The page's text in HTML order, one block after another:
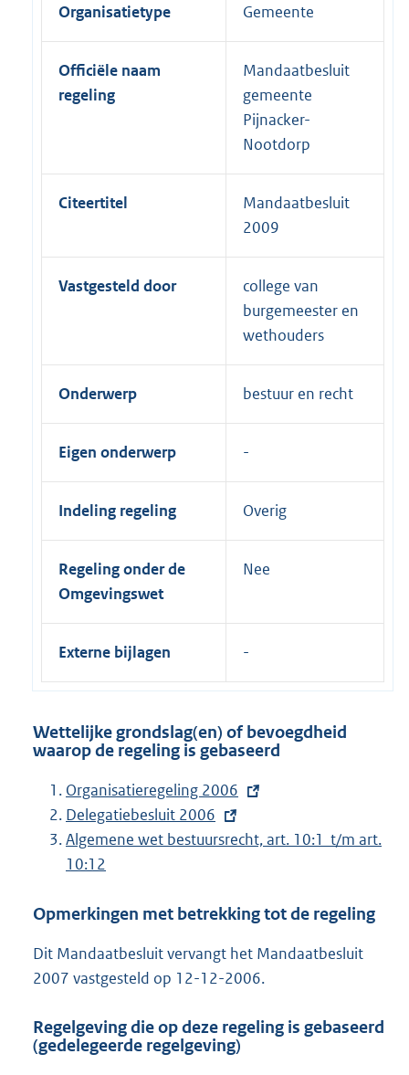
Organisatietype Gemeente
Officiële naam
regeling
Mandaatbesluit
gemeente
Pijnacker-
Nootdorp
Citeertitel
Mandaatbesluit
2009
Vastgesteld door
college van
burgemeester en
wethouders
Onderwerp bestuur en recht
Eigen onderwerp
Indeling regeling Overig
Regeling onder de
Omgevingswet
Nee
Externe bijlagen
Wettelijke grondslag(en) of bevoegdheid
waarop de regeling is gebaseerd
E
x
t
e
n
l
k
Organisatieregeling 2006
E
x
t
r
e
n
Delegatiebesluit 2006
Algemene wet bestuursrecht, art. 10:1 t/m art.
10:12
Opmerkingen met betrekking tot de regeling
Dit Mandaatbesluit vervangt het Mandaatbesluit
2007 vastgesteld op 12-12-2006.
Regelgeving die op deze regeling is gebaseerd
(gedelegeerde regelgeving)